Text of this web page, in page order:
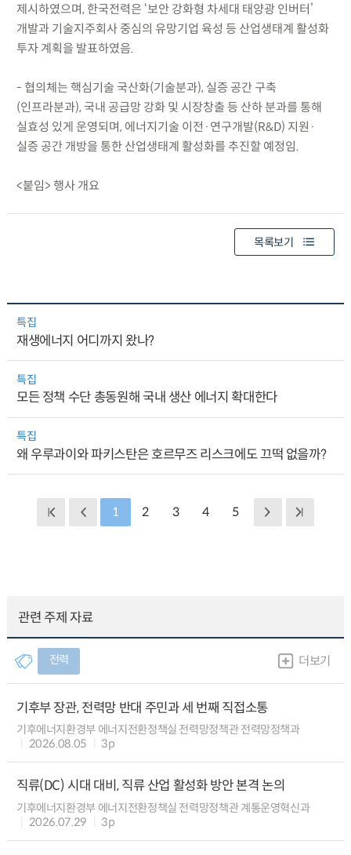
제시하였으며, 한국전력은 ‘보안 강화형 차세대 태양광 인버터’
개발과 기술지주회사 중심의 유망기업 육성 등 산업생태계 활성화
투자 계획을 발표하였음.
- 협의체는 핵심기술 국산화(기술분과), 실증 공간 구축
(인프라분과), 국내 공급망 강화 및 시장창출 등 산하 분과를 통해
실효성 있게 운영되며, 에너지기술 이전·연구개발(R&D) 지원·
실증 공간 개방을 통한 산업생태계 활성화를 추진할 예정임.
<붙임> 행사 개요
목록보기
특집
재생에너지 어디까지 왔나?
특집
모든 정책 수단 총동원해 국내 생산 에너지 확대한다
특집
왜 우루과이와 파키스탄은 호르무즈 리스크에도 끄떡 없을까?
1 2 3 4 5
관련 주제 자료
전력 더보기
기후부 장관, 전력망 반대 주민과 세 번째 직접소통
기후에너지환경부 에너지전환정책실 전력망정책관 전력망정책과
2026.08.05
3p
직류(DC) 시대 대비, 직류 산업 활성화 방안 본격 논의
기후에너지환경부 에너지전환정책실 전력망정책관 계통운영혁신과
2026.07.29
3p